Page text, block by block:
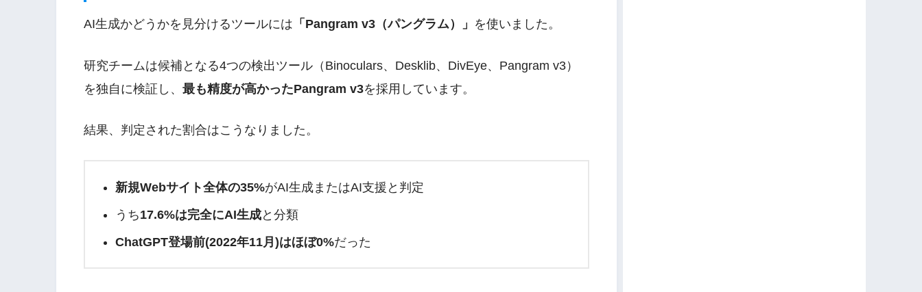
AI生成かどうかを見分けるツールには 「Pangram v3（パングラム）」 を使いました。
研究チームは候補となる4つの検出ツール（Binoculars、Desklib、DivEye、Pangram v3）
を独自に検証し、 最も精度が高かったPangram v3を採用しています。
結果、判定された割合はこうなりました。
新規Webサイト全体の35%がAI生成またはAI支援と判定
うち17.6%は完全にAI生成と分類
ChatGPT登場前(2022年11月)はほぼ0%だった